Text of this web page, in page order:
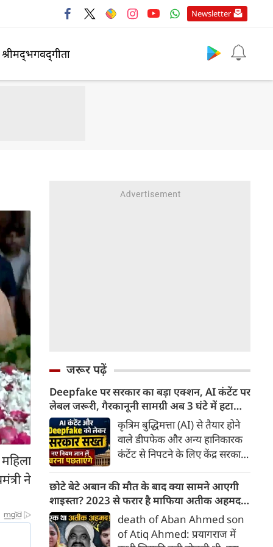
Newsletter
श्रीमद्‍भगवद्‍गीता
ने
जरूर पढ़ें
Deepfake पर सरकार का बड़ा एक्शन, AI कंटेंट पर
लेबल जरूरी, गैरकानूनी सामग्री अब 3 घंटे में हटानी
होगी, नए नियम जान लें वरना पछताएंगे
कृत्रिम बुद्धिमत्ता (AI) से तैयार होने
वाले डीपफेक और अन्य हानिकारक
कंटेंट से निपटने के लिए केंद्र सरकार
किया है। सरकार ने AI से तैयार कंटेंट
पर स्पष्ट लेबल और पहचान योग्य
मेटाडेटा उपलब्ध कराना अनिवार्य
किया है। साथ ही, सरकारी या
न्यायालय के आदेश के आधार पर
छोटे बेटे अबान की मौत के बाद क्या सामने आएगी
शाइस्ता? 2023 से फरार है माफिया अतीक अहमद
की पत्नी
death of Aban Ahmed son
of Atiq Ahmed: प्रयागराज में